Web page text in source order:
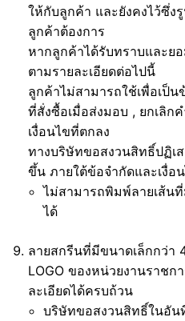
ให้กับลูกค้า และยังคงไว้ซึ่
ลูกค้าต้องการ
หากลูกค้าได้รับทราบและย
ตามรายละเอียดต่อไปนี้
ลูกค้าไม่สามารถใช้เพื่อเป็
ที่สั่งซื้อเมื่อส่งมอบ , ยกเลิก
เงื่อนไขที่ตกลง
ทางบริษัทขอสงวนสิทธิ์ปฏิเ
ขึ้น ภายใต้ข้อจำกัดและเงื่อ
ไม่สามารถพิมพ์ลายเส้น
ได้
ลายสกรีนที่มีขนาดเล็กกว่า
LOGO ของหน่วยงานราชก
ละเอียดได้ครบถ้วน
บริษัทขอสงวนสิทธิ์ในอัน